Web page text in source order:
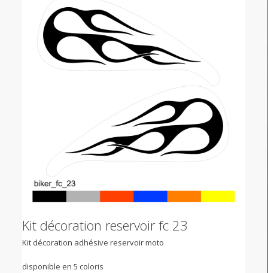
Kit décoration reservoir fc 23
Kit décoration adhésive reservoir moto
disponible en 5 coloris